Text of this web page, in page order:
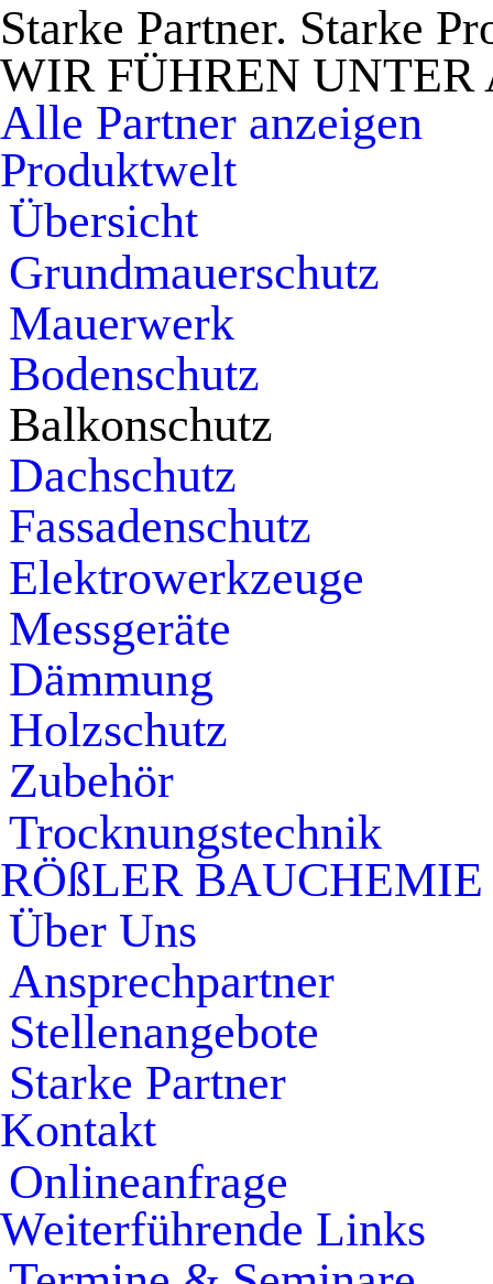
Starke Partner. Starke
WIR FÜHREN UNTER
Alle Partner anzeigen
Produktwelt
Übersicht
Grundmauerschutz
Mauerwerk
Bodenschutz
Balkonschutz
Dachschutz
Fassadenschutz
Elektrowerkzeuge
Messgeräte
Dämmung
Holzschutz
Zubehör
Trocknungstechnik
RÖßLER BAUCHEMIE
Über Uns
Ansprechpartner
Stellenangebote
Starke Partner
Kontakt
Onlineanfrage
Weiterführende Links